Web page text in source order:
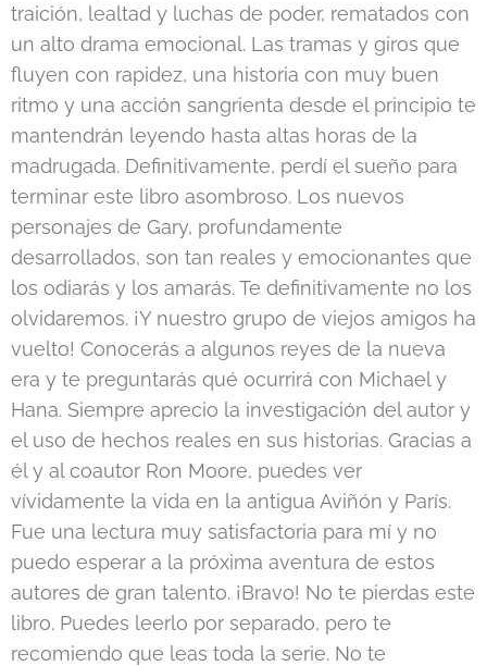
traición, lealtad y luchas de poder, rematados con
un alto drama emocional. Las tramas y giros que
fluyen con rapidez, una historia con muy buen
ritmo y una acción sangrienta desde el principio te
mantendrán leyendo hasta altas horas de la
madrugada. Definitivamente, perdí el sueño para
terminar este libro asombroso. Los nuevos
personajes de Gary, profundamente
desarrollados, son tan reales y emocionantes que
los odiarás y los amarás. Te definitivamente no los
olvidaremos. ¡Y nuestro grupo de viejos amigos ha
vuelto! Conocerás a algunos reyes de la nueva
era y te preguntarás qué ocurrirá con Michael y
Hana. Siempre aprecio la investigación del autor y
el uso de hechos reales en sus historias. Gracias a
él y al coautor Ron Moore, puedes ver
vívidamente la vida en la antigua Aviñón y París.
Fue una lectura muy satisfactoria para mí y no
puedo esperar a la próxima aventura de estos
autores de gran talento. ¡Bravo! No te pierdas este
libro. Puedes leerlo por separado, pero te
recomiendo que leas toda la serie. No te